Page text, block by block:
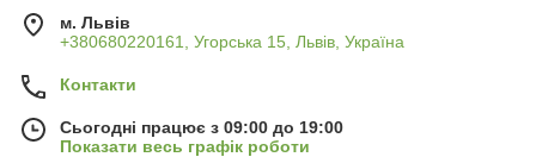
м. Львів
+380680220161, Угорська 15, Львів, Україна
Контакти
Сьогодні працює з 09:00 до 19:00
Показати весь графік роботи